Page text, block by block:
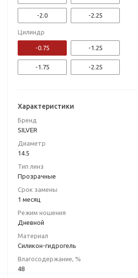
-2.0 -2.25
-2.5
-3.25
-3.5 -3.75
-4.5
-5.0
-6.0
-7.0
-9.0
-10.0
Цилиндр
-0.75 -1.25
-1.75 -2.25
Характеристики
Бренд
SILVER
Диаметр
14.5
Тип линз
Прозрачные
Срок замены
1 месяц
Режим ношения
Дневной
Материал
Силикон-гидрогель
Влагосодержание, %
48